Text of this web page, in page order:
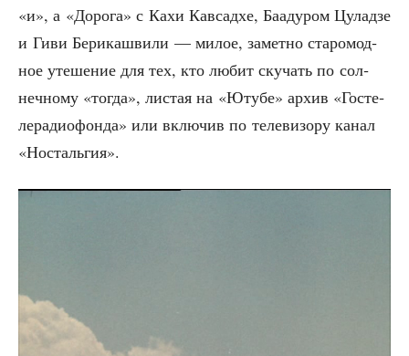
«и», а «Доро­га» с Кахи Кав­са­д­хе, Баа­ду­ром Цулад­зе
и Гиви Бери­ка­шви­ли — милое, замет­но ста­ро­мод­
ное уте­ше­ние для тех, кто любит ску­чать по сол­
неч­но­му «тогда», листая на «Юту­бе» архив «Госте­
ле­ра­дио­фон­да» или вклю­чив по теле­ви­зо­ру канал
«Носталь­гия».